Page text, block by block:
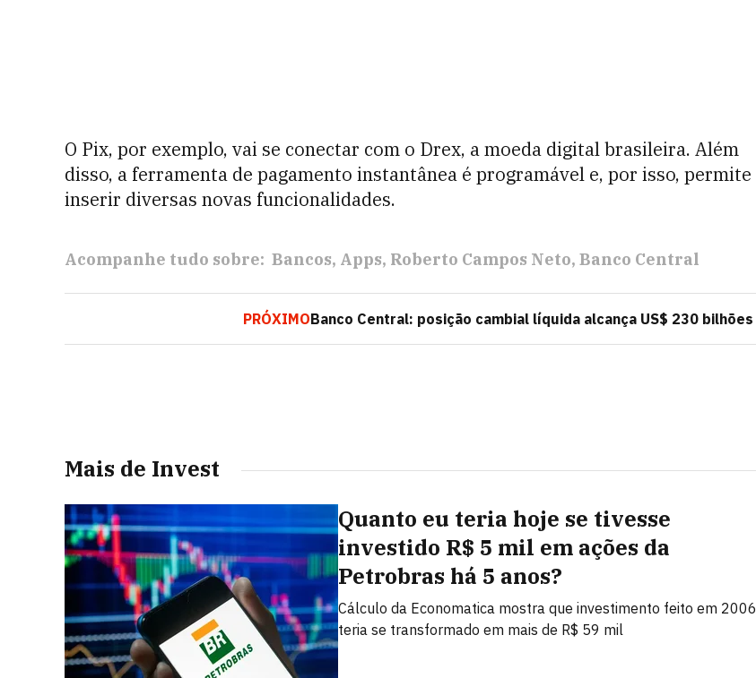
O Pix, por exemplo, vai se conectar com o Drex, a moeda digital brasileira. Além
disso, a ferramenta de pagamento instantânea é programável e, por isso, permite
inserir diversas novas funcionalidades.
Acompanhe tudo sobre: Bancos Apps Roberto Campos Neto Banco Central
PRÓXIMOBanco Central: posição cambial líquida alcança US$ 230 bilhões
Mais de Invest
Quanto eu teria hoje se tivesse
investido R$ 5 mil em ações da
Petrobras há 5 anos?
Cálculo da Economatica mostra que investimento feito em 2006
teria se transformado em mais de R$ 59 mil